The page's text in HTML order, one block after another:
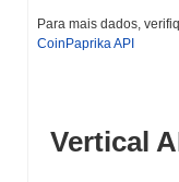
Para mais dados,
CoinPaprika API
Vertical